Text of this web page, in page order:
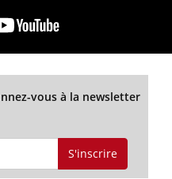
vous à la newsletter
S'inscrire